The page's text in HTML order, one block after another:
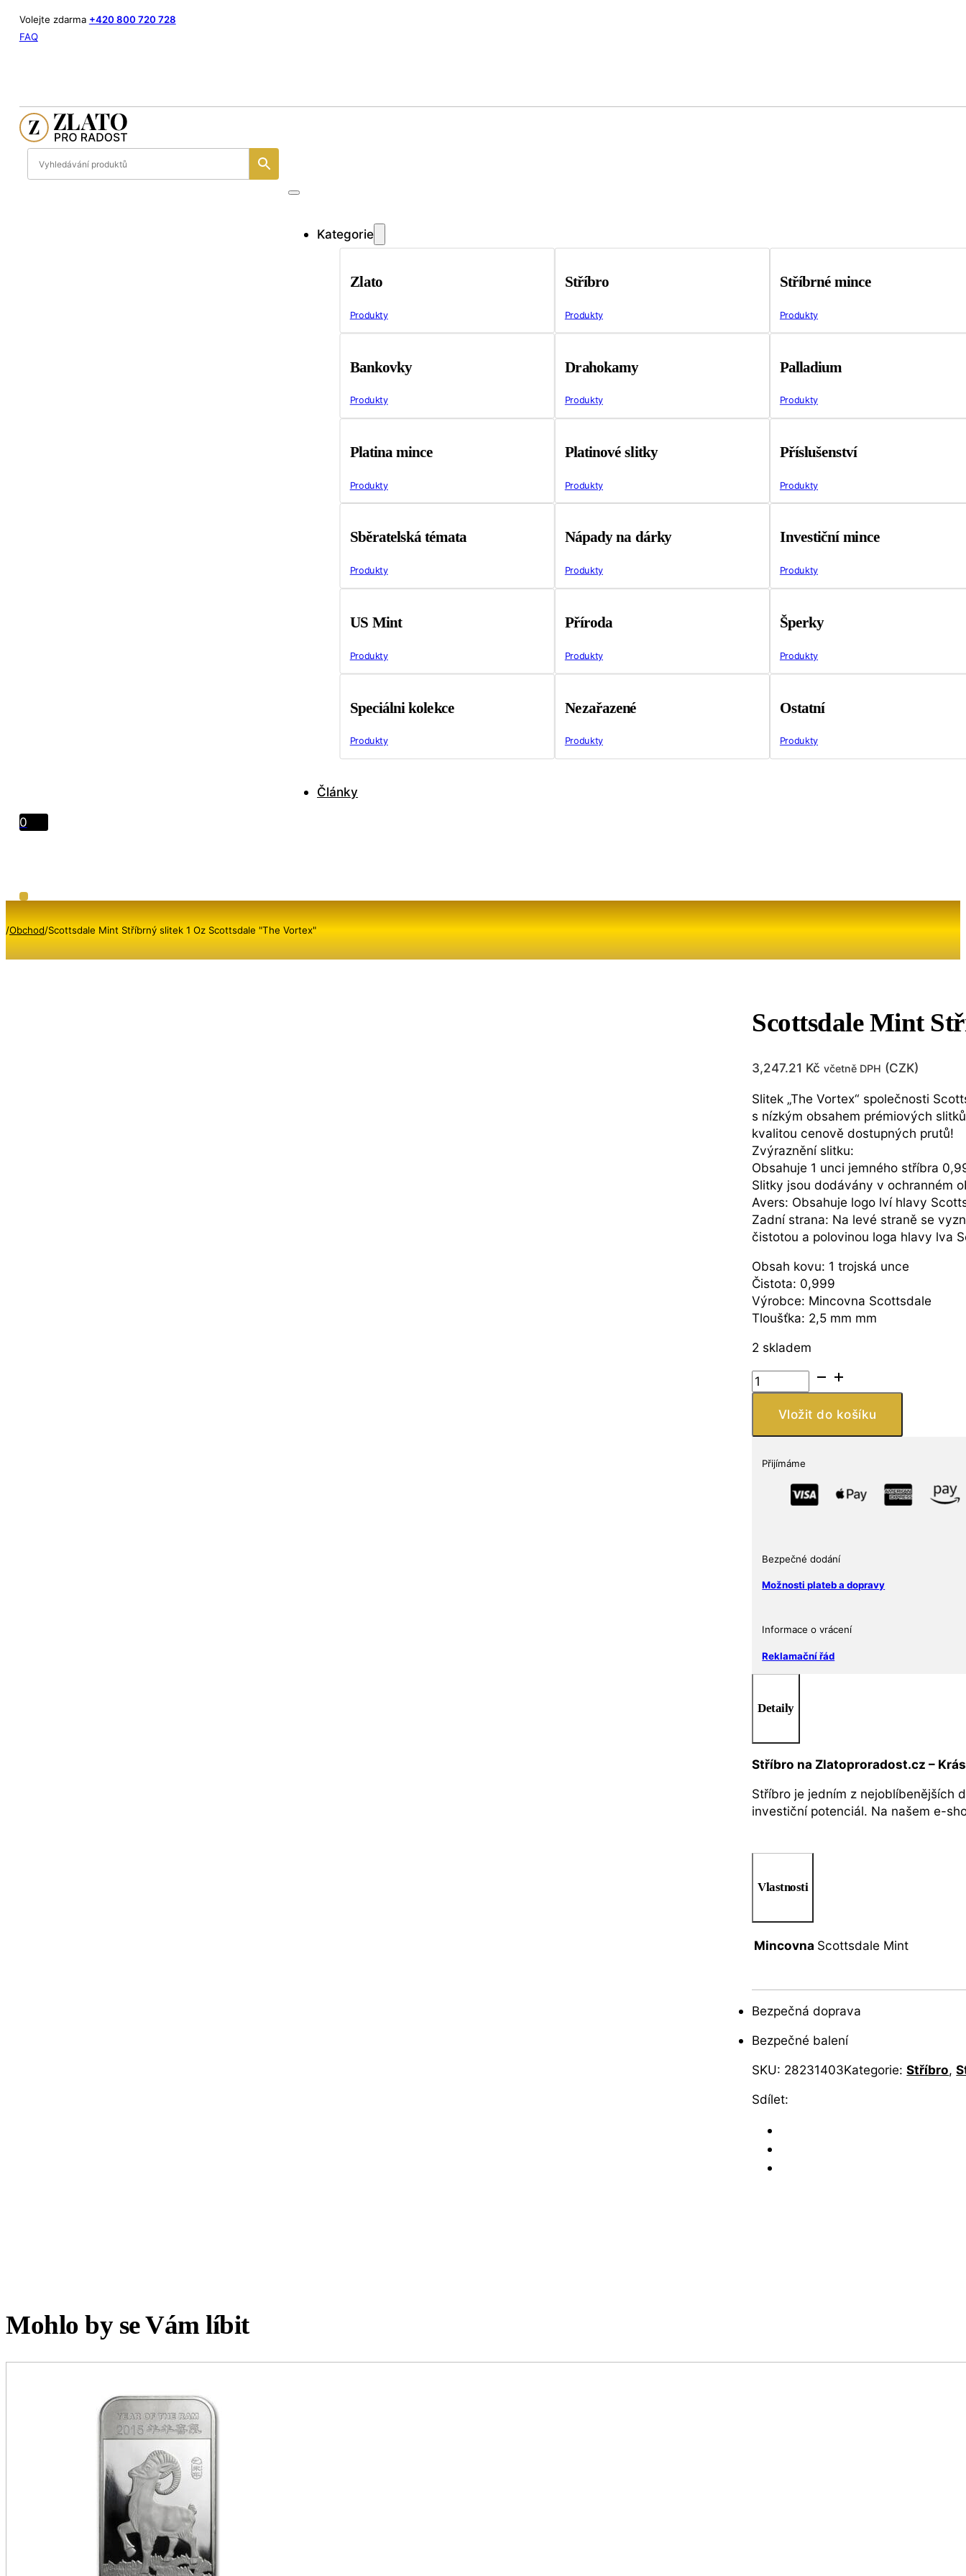
Volejte zdarma +420 800 720 728
FAQ
Kategorie
Zlato
Produkty
Stříbro
Produkty
Stříbrné mince
Produkty
Bankovky
Produkty
Drahokamy
Produkty
Palladium
Produkty
Platina mince
Produkty
Platinové slitky
Produkty
Příslušenství
Produkty
Sběratelská témata
Produkty
Nápady na dárky
Produkty
Investiční mince
Produkty
US Mint
Produkty
Příroda
Produkty
Šperky
Produkty
Speciálni kolekce
Produkty
Nezařazené
Produkty
Ostatní
Produkty
Články
0
/Obchod/Scottsdale Mint Stříbrný slitek 1 Oz Scottsdale "The Vortex"
Scottsdale Mint
3,247.21 Kč včetně DPH (CZK)
Slitek „The Vortex“ společnosti
s nízkým obsahem prémiových
kvalitou cenově dostupných prutů!
Zvýraznění slitku:
Obsahuje 1 unci jemného stříbra
Slitky jsou dodávány v ochranném
Avers: Obsahuje logo lví hlavy
Zadní strana: Na levé straně se
čistotou a polovinou loga hlavy lva
Obsah kovu: 1 trojská unce
Čistota: 0,999
Výrobce: Mincovna Scottsdale
Tloušťka: 2,5 mm mm
2 skladem
Scottsdale
Mint
Stříbrný
Oz
Vložit do košíku
Přijímáme
Bezpečné dodání
Možnosti plateb a dopravy
Informace o vrácení
Reklamační řád
Detaily
Stříbro na Zlatoproradost.cz –
Stříbro je jedním z nejoblíbenějších
investiční potenciál. Na našem e-
Vlastnosti
Mincovna Scottsdale Mint
Bezpečná doprava
Bezpečné balení
SKU: 28231403Kategorie:Stříbro,
Sdílet:
Mohlo by se Vám líbit